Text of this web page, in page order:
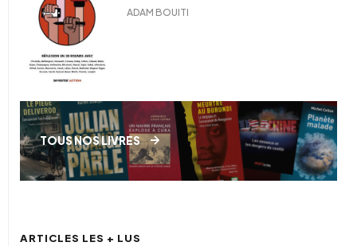
ADAM BOUITI
TOUS NOS LIVRES
ARTICLES LES + LUS